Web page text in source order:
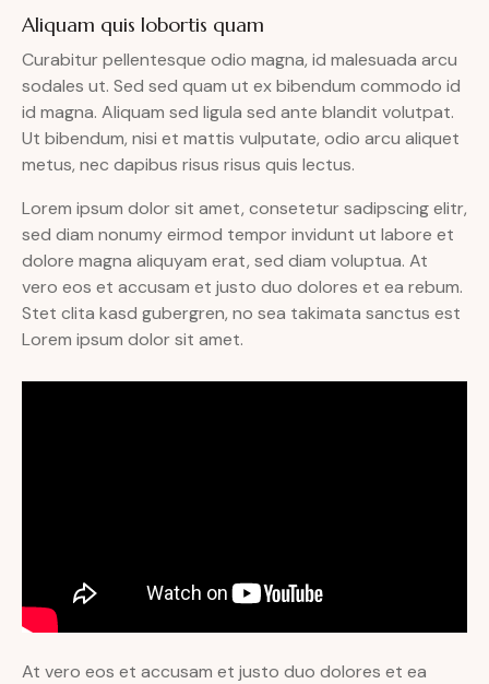
Aliquam quis lobortis quam
Curabitur pellentesque odio magna, id malesuada arcu
sodales ut. Sed sed quam ut ex bibendum commodo id
id magna. Aliquam sed ligula sed ante blandit volutpat.
Ut bibendum, nisi et mattis vulputate, odio arcu aliquet
metus, nec dapibus risus risus quis lectus.
Lorem ipsum dolor sit amet, consetetur sadipscing elitr,
sed diam nonumy eirmod tempor invidunt ut labore et
dolore magna aliquyam erat, sed diam voluptua. At
vero eos et accusam et justo duo dolores et ea rebum.
Stet clita kasd gubergren, no sea takimata sanctus est
Lorem ipsum dolor sit amet.
At vero eos et accusam et justo duo dolores et ea